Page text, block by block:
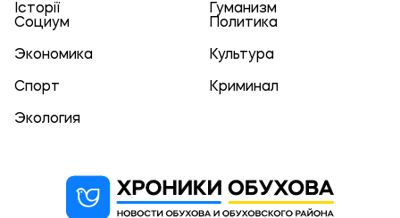
Історії
Гуманизм
Социум
Политика
Экономика Культура
Спорт Криминал
Экология